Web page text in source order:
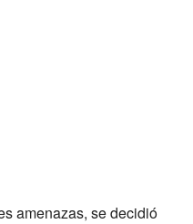
amenazas, se decidió